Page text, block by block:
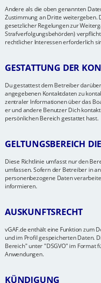
Andere als die oben genannten
Zustimmung an Dritte weitergeben.
gesetzlicher Regelungen zur
Strafverfolgungsbehörden)
rechtlicher Interessen erforderlich
GESTATTUNG DER
Du gestattest dem Betreiber
angegebenen Kontaktdaten zu
zentraler Informationen über das
er und andere Benutzer Dich
persönlichen Bereich gestattet hast.
GELTUNGSBEREICH
Diese Richtlinie umfasst nur den
umfassen. Sofern der Betreiber in
personenbezogene Daten
informieren.
AUSKUNFTSRECHT
vGAF.de enthält eine Funktion zum
und im Profil gespeicherten Daten.
Bereich" unter "DSGVO" im Format
Anwendungen.
KÜNDIGUNG